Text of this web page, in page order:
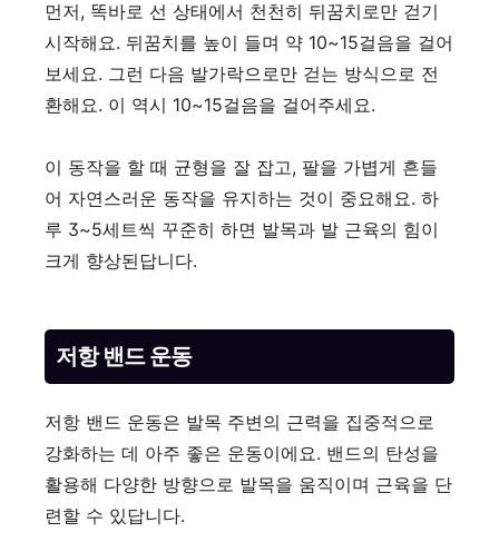
먼저, 똑바로 선 상태에서 천천히 뒤꿈치로만 걷기
시작해요. 뒤꿈치를 높이 들며 약 10~15걸음을 걸어
보세요. 그런 다음 발가락으로만 걷는 방식으로 전
환해요. 이 역시 10~15걸음을 걸어주세요.
이 동작을 할 때 균형을 잘 잡고, 팔을 가볍게 흔들
어 자연스러운 동작을 유지하는 것이 중요해요. 하
루 3~5세트씩 꾸준히 하면 발목과 발 근육의 힘이
크게 향상된답니다.
저항 밴드 운동
저항 밴드 운동은 발목 주변의 근력을 집중적으로
강화하는 데 아주 좋은 운동이에요. 밴드의 탄성을
활용해 다양한 방향으로 발목을 움직이며 근육을 단
련할 수 있답니다.